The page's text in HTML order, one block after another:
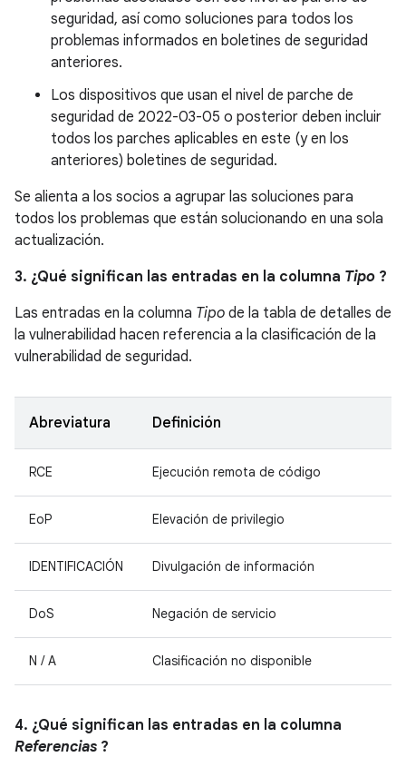
seguridad, así como soluciones para todos los
problemas informados en boletines de seguridad
anteriores.
Los dispositivos que usan el nivel de parche de
seguridad de 2022-03-05 o posterior deben incluir
todos los parches aplicables en este (y en los
anteriores) boletines de seguridad.
Se alienta a los socios a agrupar las soluciones para
todos los problemas que están solucionando en una sola
actualización.
3. ¿Qué significan las entradas en la columna Tipo ?
Las entradas en la columna Tipo de la tabla de detalles de
la vulnerabilidad hacen referencia a la clasificación de la
vulnerabilidad de seguridad.
Abreviatura Definición
RCE Ejecución remota de código
EoP Elevación de privilegio
IDENTIFICACIÓN Divulgación de información
DoS Negación de servicio
N / A Clasificación no disponible
4. ¿Qué significan las entradas en la columna
Referencias ?